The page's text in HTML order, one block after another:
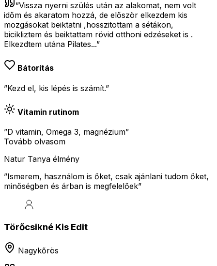
”Vissza nyerni szülés után az alakomat, nem volt
időm és akaratom hozzá, de először elkezdem kis
mozgásokat beiktatni ,hosszitottam a sétákon,
bicikliztem és beiktattam rövid otthoni edzéseket is .
Elkezdtem utána Pilates...”
Bátorítás
”Kezd el, kis lépés is számít.”
Vitamin rutinom
”D vitamin, Omega 3, magnézium”
Tovább olvasom
Natur Tanya élmény
”Ismerem, használom is őket, csak ajánlani tudom őket,
minőségben és árban is megfelelőek”
Törőcsikné Kis Edit
Nagykőrös